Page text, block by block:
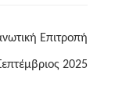
Επιτροπή
2025